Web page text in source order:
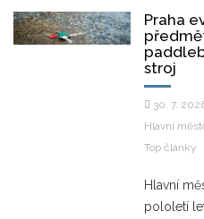
Praha
stroj
30. 7.
Hlavní
Top články
Hlavní
pololetí